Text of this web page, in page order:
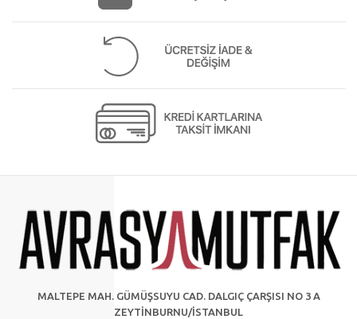
MALTEPE MAH. GÜMÜŞSUYU CAD. DALGIÇ ÇARŞISI NO 3 A
ZEYTİNBURNU/İSTANBUL